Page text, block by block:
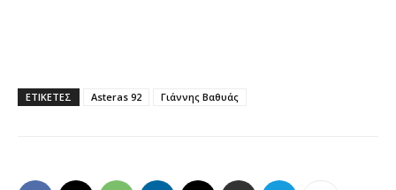
ΕΤΙΚΕΤΕΣ Asteras 92 Γιάννης Βαθυάς